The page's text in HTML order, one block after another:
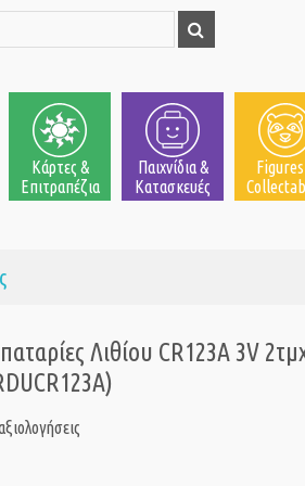
Κάρτες &
Επιτραπέζια
Παιχνίδια &
Κατασκευές
Λιθίου CR123A 3V